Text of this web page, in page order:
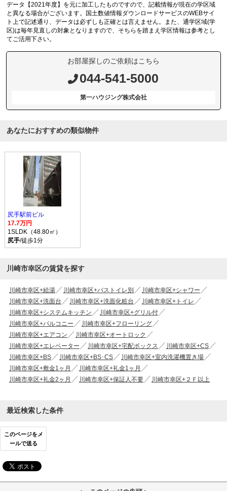
データ【2021年度】を元に加工したものですので、記載情報が現在の学区域
と異なる場合がございます。国土数値情報ダウンロードサービスのWEBサイ
ト上で記述通り、データは必ずしも正確とは言えません。また、通学区域(学
区)は毎年見直しの対象となりますので、そちらを踏まえ学区情報は参考とし
てご活用下さい。
お部屋探しのご依頼はこちら
044-541-5000
第一ハウジング株式会社
あなたにおすすめの類似物件
尻手駅前ビル
17.7万円
1SLDK（48.80㎡）
尻手/徒歩1分
川崎市幸区の賃貸を探す
川崎市幸区+給湯 川崎市幸区+バストイレ別
川崎市幸区+シャワー
川崎市幸区+洗面台
川崎市幸区+洗面化粧台
川崎市幸区+トイレ
川崎市幸区+システムキッチン
川崎市幸区+グリル付
川崎市幸区+バルコニー
川崎市幸区+フローリング
川崎市幸区+エアコン
川崎市幸区+オートロック
川崎市幸区+エレベーター
川崎市幸区+宅配ボックス
川崎市幸区+CS
川崎市幸区+BS
川崎市幸区+BS･CS
川崎市幸区+室内洗濯機置き場
川崎市幸区+敷金1ヶ月
川崎市幸区+礼金1ヶ月
川崎市幸区+礼金2ヶ月
川崎市幸区+保証人不要 川崎市幸区+２Ｆ以上
最近検索した条件
このページをメ
ールで送る